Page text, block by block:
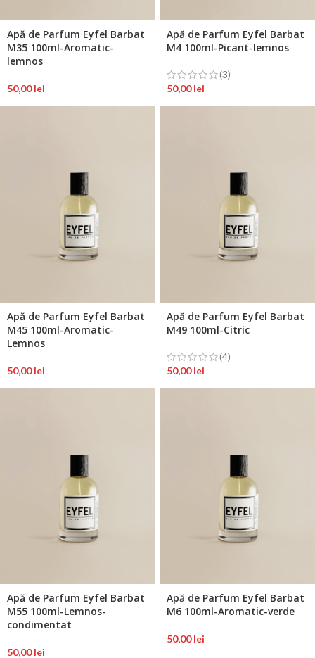
Apă de Parfum Eyfel Barbat
M35 100ml-Aromatic-
lemnos
50,00lei
Apă de Parfum Eyfel Barbat
M4 100ml-Picant-lemnos
(3)
50,00lei
Apă de Parfum Eyfel Barbat
M45 100ml-Aromatic-
Lemnos
50,00lei
Apă de Parfum Eyfel Barbat
M49 100ml-Citric
(4)
50,00lei
Apă de Parfum Eyfel Barbat
M55 100ml-Lemnos-
condimentat
50,00lei
Apă de Parfum Eyfel Barbat
M6 100ml-Aromatic-verde
50,00lei